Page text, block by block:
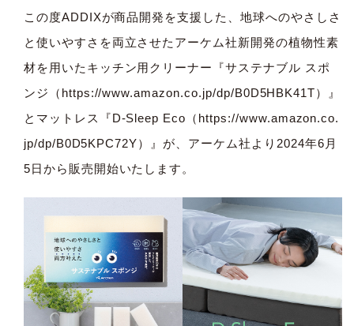
この度ADDIXが商品開発を支援した、地球へのやさしさ
と使いやすさを両立させたアーケム社新開発の植物性素
材を用いたキッチン用クリーナー『サステナブル スポ
ンジ（ https://www.amazon.co.jp/dp/B0D5HBK41T）』
とマットレス『D-Sleep Eco（ https://www.amazon.co.
jp/dp/B0D5KPC72Y）』が、アーケム社より2024年6月
5日から販売開始いたします。